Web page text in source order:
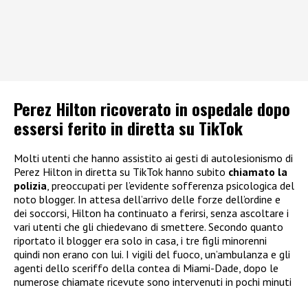
Perez Hilton ricoverato in ospedale dopo
essersi ferito in diretta su TikTok
Molti utenti che hanno assistito ai gesti di autolesionismo di
Perez Hilton in diretta su TikTok hanno subito chiamato la
polizia, preoccupati per l’evidente sofferenza psicologica del
noto blogger. In attesa dell’arrivo delle forze dell’ordine e
dei soccorsi, Hilton ha continuato a ferirsi, senza ascoltare i
vari utenti che gli chiedevano di smettere. Secondo quanto
riportato il blogger era solo in casa, i tre figli minorenni
quindi non erano con lui. I vigili del fuoco, un’ambulanza e gli
agenti dello sceriffo della contea di Miami-Dade, dopo le
numerose chiamate ricevute sono intervenuti in pochi minuti